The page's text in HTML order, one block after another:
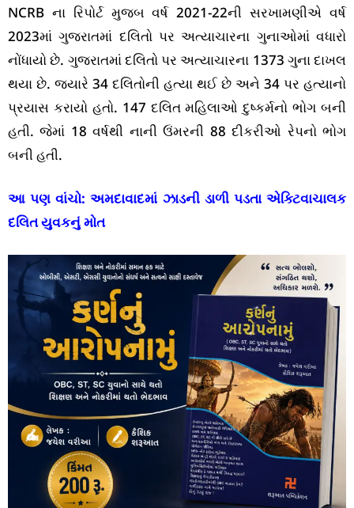
NCRB ના રિપોર્ટ મુજબ વર્ષ 2021-22ની સરખામણીએ વર્ષ
2023માં ગુજરાતમાં દલિતો પર અત્યાચારના ગુનાઓમાં વધારો
નોંધાયો છે. ગુજરાતમાં દલિતો પર અત્યાચારના 1373 ગુના દાખલ
થયા છે. જ્યારે 34 દલિતોની હત્યા થઈ છે અને 34 પર હત્યાનો
પ્રયાસ કરાયો હતો. 147 દલિત મહિલાઓ દુષ્કર્મનો ભોગ બની
હતી. જેમાં 18 વર્ષથી નાની ઉંમરની 88 દીકરીઓ રેપનો ભોગ
બની હતી.
આ પણ વાંચો:અમદાવાદમાં ઝાડની ડાળી પડતા એક્ટિવાચાલક
દલિત યુવકનું મોત